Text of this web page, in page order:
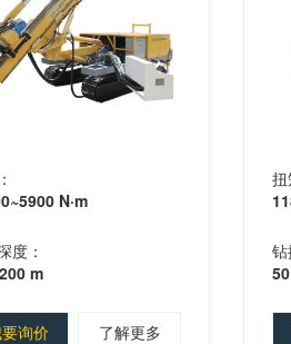
N·m
度：
m
询价 了解更多
扭
钻